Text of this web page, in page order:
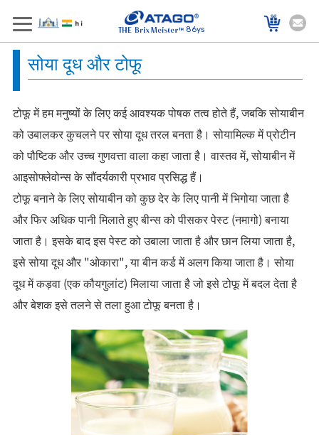
86ys
सोया दूध और टोफू
टोफू में हम मनुष्यों के लिए कई आवश्यक पोषक तत्व होते हैं, जबकि सोयाबीन
को उबालकर कुचलने पर सोया दूध तरल बनता है। सोयामिल्क में प्रोटीन
को पौष्टिक और उच्च गुणवत्ता वाला कहा जाता है। वास्तव में, सोयाबीन में
आइसोफ्लेवोन्स के सौंदर्यकारी प्रभाव प्रसिद्ध हैं।
टोफू बनाने के लिए सोयाबीन को कुछ देर के लिए पानी में भिगोया जाता है
और फिर अधिक पानी मिलाते हुए बीन्स को पीसकर पेस्ट (नमागो) बनाया
जाता है। इसके बाद इस पेस्ट को उबाला जाता है और छान लिया जाता है,
इसे सोया दूध और "ओकारा", या बीन कर्ड में अलग किया जाता है। सोया
दूध में कड़वा (एक कौयगुलांट) मिलाया जाता है जो इसे टोफू में बदल देता है
और बेशक इसे तलने से तला हुआ टोफू बनता है।